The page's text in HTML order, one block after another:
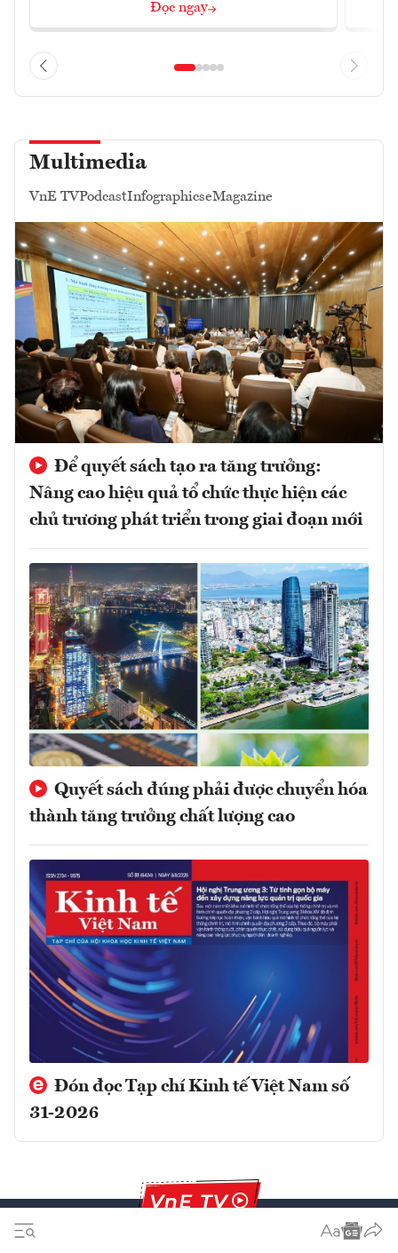
Đọc ngay
Multimedia
VnE TVPodcastInfographicseMagazine
Để quyết sách tạo ra tăng trưởng:
Nâng cao hiệu quả tổ chức thực hiện các
chủ trương phát triển trong giai đoạn mới
Quyết sách đúng phải được chuyển hóa
thành tăng trưởng chất lượng cao
Đón đọc Tạp chí Kinh tế Việt Nam số
31-2026